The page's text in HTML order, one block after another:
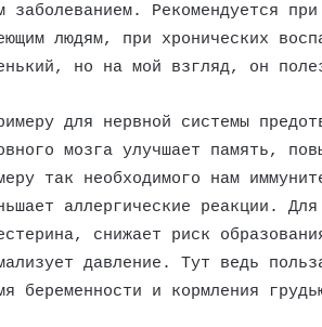
заболеванием. Рекомендуется
людям, при хронических
но на мой взгляд, он
для нервной системы
мозга улучшает память,
так необходимого нам
аллергические реакции.
снижает риск
давление. Тут ведь
беременности и кормления